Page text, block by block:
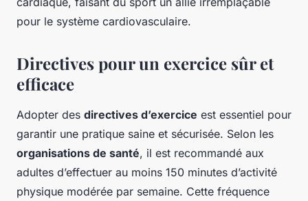
pour le système cardiovasculaire.
Directives pour un exercice sûr et
efficace
Adopter des directives d’exercice est essentiel pour
garantir une pratique saine et sécurisée. Selon les
organisations de santé, il est recommandé aux
adultes d’effectuer au moins 150 minutes d’activité
physique modérée par semaine. Cette fréquence